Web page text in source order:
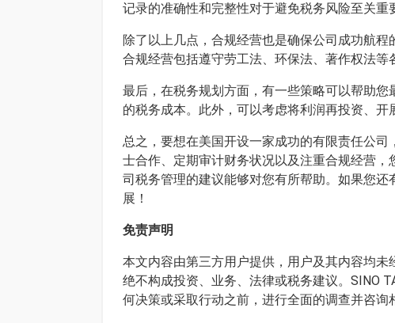
记录的准确性和完整性对于避免税务风险至关重
除了以上几点，合规经营也是确保公司成功航
合规经营包括遵守劳工法、环保法、著作权法等
最后，在税务规划方面，有一些策略可以帮助
的税务成本。此外，可以考虑将利润再投资、开
总之，要想在美国开设一家成功的有限责任公
士合作、定期审计财务状况以及注重合规经营
司税务管理的建议能够对您有所帮助。如果您
展！
免责声明
本文内容由第三方用户提供，用户及其内容均未
绝不构成投资、业务、法律或税务建议。SINO
何决策或采取行动之前，进行全面的调查并咨询